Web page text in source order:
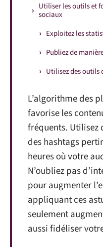
Utiliser les outils et
sociaux
Exploitez les
Publiez de
Utilisez des
L’algorithme des
favorise les
fréquents. Utilisez
des hashtags
heures où votre
N’oubliez pas
pour augmenter
appliquant ces
seulement
aussi fidéliser